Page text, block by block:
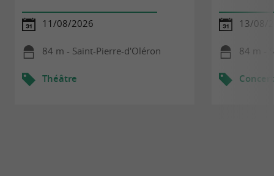
11/08/2026
84 m - Saint-Pierre-d'Oléron
Théâtre
13/08/
84 m -